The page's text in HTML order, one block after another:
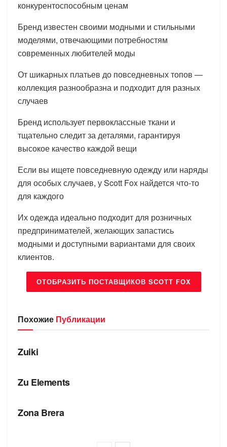
конкурентоспособным ценам
Бренд известен своими модными и стильными
моделями, отвечающими потребностям
современных любителей моды
От шикарных платьев до повседневных топов —
коллекция разнообразна и подходит для разных
случаев
Бренд использует первоклассные ткани и
тщательно следит за деталями, гарантируя
высокое качество каждой вещи
Если вы ищете повседневную одежду или наряды
для особых случаев, у Scott Fox найдется что-то
для каждого
Их одежда идеально подходит для розничных
предпринимателей, желающих запастись
модными и доступными вариантами для своих
клиентов.
ОТОБРАЗИТЬ ПОСТАВЩИКОВ SCOTT FOX
Похожие Публикации
БРЕНДЫ
Zuiki
Zu Elements
Zona Brera